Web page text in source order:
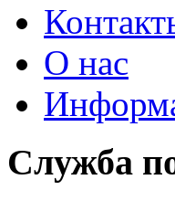
О нас
Служба